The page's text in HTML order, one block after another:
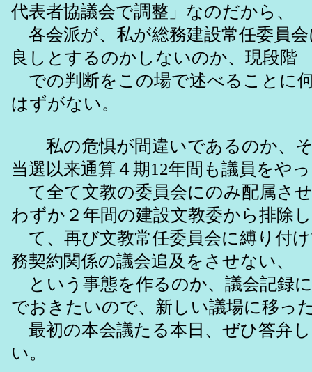
代表者協議会で調整」なのだから、
各会派が、私が総務建設常任委員
良しとするのかしないのか、現段階
での判断をこの場で述べることに
はずがない。
私の危惧が間違いであるのか、そ
当選以来通算４期12年間も議員をやっ
て全て文教の委員会にのみ配属さ
わずか２年間の建設文教委から排除し
て、再び文教常任委員会に縛り付
務契約関係の議会追及をさせない、
という事態を作るのか、議会記録
でおきたいので、新しい議場に移っ
最初の本会議たる本日、ぜひ答弁
い。